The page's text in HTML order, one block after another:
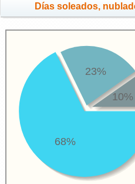
Días soleados,
68%
23%
10%